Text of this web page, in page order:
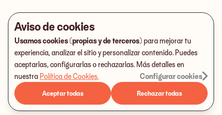
Aviso de cookies
Usamos cookies (propias y de terceros) para mejorar tu
experiencia, analizar el sitio y personalizar contenido. Puedes
aceptarlas, configurarlas o rechazarlas. Más detalles en
nuestra Política de Cookies. Configurar cookies
Aceptar todas Rechazar todas